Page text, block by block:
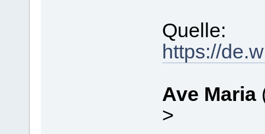
Quelle:
https://
Ave Maria
>